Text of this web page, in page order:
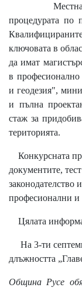
Местната
процедурата по
ключовата в
да имат
в професионално
и геодезия",
и пълна
стаж за
територията.
Конкурсната
документите,
законодателство
професионални и
Цялата
На 3-ти
длъжността
Община Русе